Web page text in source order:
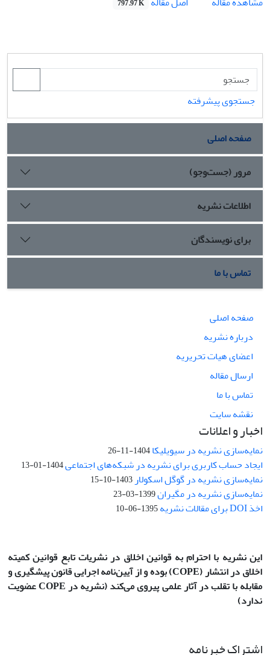
797.97 K
جستجوی پیشرفته
صفحه اصلی
مرور (جست‌وجو)
اطلاعات نشریه
برای نویسندگان
تماس با ما
صفحه اصلی
درباره نشریه
اعضای هیات تحریریه
ارسال مقاله
تماس با ما
نقشه سایت
اخبار و اعلانات
نمایه‌سازی نشریه در سیویلیکا1404-11-26
ایجاد حساب کاربری برای نشریه در شبکه‌های اجتماعی1404-01-13
نمایه‌سازی نشریه در گوگل اسکولار1403-10-15
نمایه‌سازی نشریه در مگیران1399-03-23
اخذ DOI برای مقالات نشریه 1395-06-10
این نشریه با احترام به قوانین اخلاق در نشریات تابع قوانین کمیته
اخلاق در انتشار(COPE)بوده و از آیین‌نامه اجرایی قانون پیشگیری و
مقابله با تقلب در آثار علمی پیروی می‌کند (نشریه در COPE عضویت
ندارد)
اشتراک خبرنامه